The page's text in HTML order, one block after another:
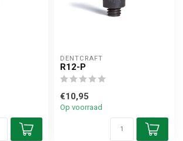
DENTCRAFT
R12-P
€10,95
Op voorraad